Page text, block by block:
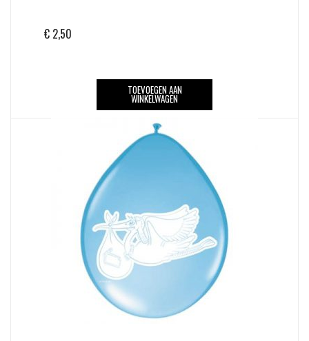
€ 2,50
TOEVOEGEN AAN
WINKELWAGEN